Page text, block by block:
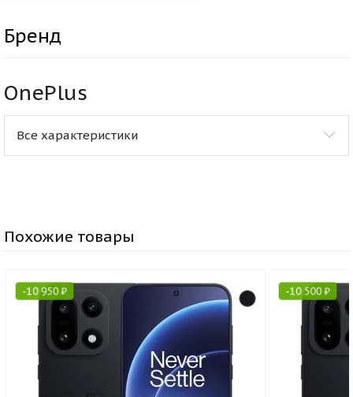
Бренд
OnePlus
Все характеристики
Похожие товары
-10 950₽ -10 500₽